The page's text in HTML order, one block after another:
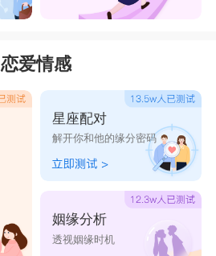
恋爱情感
星座配对
解开你和他的缘分密码
姻缘分析
透视姻缘时机